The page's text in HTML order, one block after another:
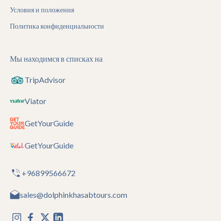
Условия и положения
Политика конфиденциальности
Мы находимся в списках на
TripAdvisor
Viator
GetYourGuide
GetYourGuide
+96899566672
sales@dolphinkhasabtours.com